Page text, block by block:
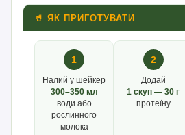
🥤 ЯК ПРИГОТУВАТИ
1
Налий у шейкер
300–350 мл
води або
рослинного
молока
2
Додай
1 скуп — 30 г
протеїну